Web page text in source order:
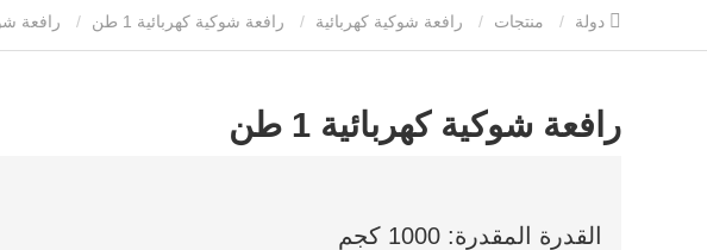
منتجات رافعة شوكية كهربائية رافعة شوكية كهربائية 1 طن
رافعة شوكية كهربائية 1 طن
القدرة المقدرة: 1000 كجم